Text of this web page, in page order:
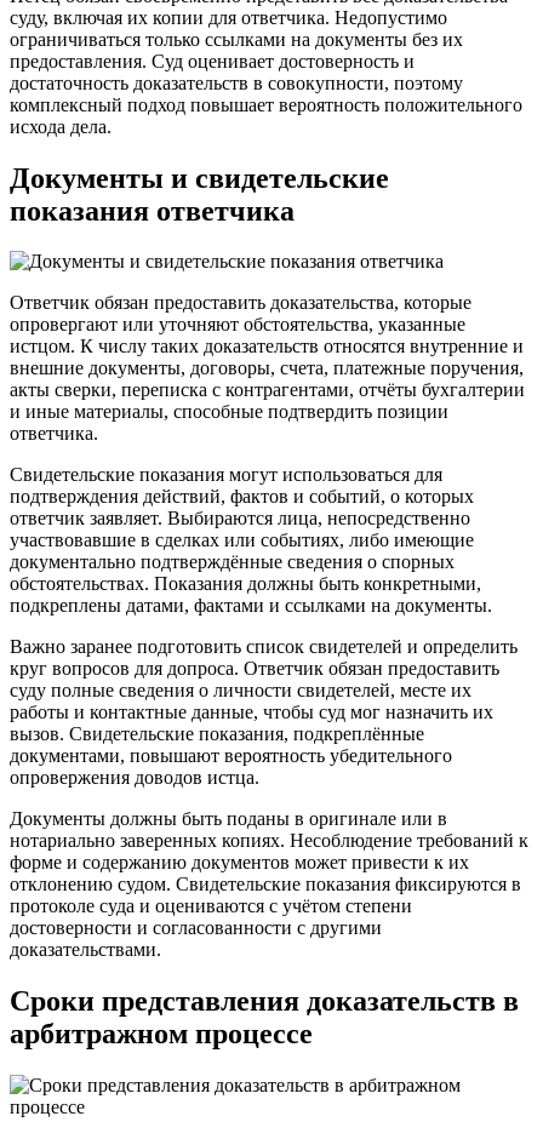
суду, включая их копии для ответчика. Недопустимо
ограничиваться только ссылками на документы без их
предоставления. Суд оценивает достоверность и
достаточность доказательств в совокупности, поэтому
комплексный подход повышает вероятность положительного
исхода дела.
Документы и свидетельские
показания ответчика
Ответчик обязан предоставить доказательства, которые
опровергают или уточняют обстоятельства, указанные
истцом. К числу таких доказательств относятся внутренние и
внешние документы, договоры, счета, платежные поручения,
акты сверки, переписка с контрагентами, отчёты бухгалтерии
и иные материалы, способные подтвердить позиции
ответчика.
Свидетельские показания могут использоваться для
подтверждения действий, фактов и событий, о которых
ответчик заявляет. Выбираются лица, непосредственно
участвовавшие в сделках или событиях, либо имеющие
документально подтверждённые сведения о спорных
обстоятельствах. Показания должны быть конкретными,
подкреплены датами, фактами и ссылками на документы.
Важно заранее подготовить список свидетелей и определить
круг вопросов для допроса. Ответчик обязан предоставить
суду полные сведения о личности свидетелей, месте их
работы и контактные данные, чтобы суд мог назначить их
вызов. Свидетельские показания, подкреплённые
документами, повышают вероятность убедительного
опровержения доводов истца.
Документы должны быть поданы в оригинале или в
нотариально заверенных копиях. Несоблюдение требований к
форме и содержанию документов может привести к их
отклонению судом. Свидетельские показания фиксируются в
протоколе суда и оцениваются с учётом степени
достоверности и согласованности с другими
доказательствами.
Сроки представления доказательств в
арбитражном процессе